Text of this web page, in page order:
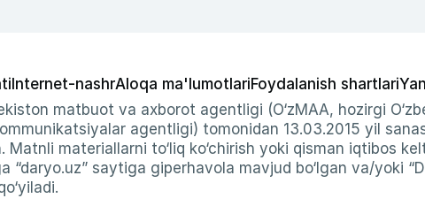
Internet-nashrAloqa ma'lumotlariFoydalanish shartlari
matbuot va axborot agentligi (O‘zMAA, hozirgi
agentligi) tomonidan 13.03.2015 yil
Matnli materiallarni to‘liq ko‘chirish yoki qisman iqtibos
“daryo.uz” saytiga giperhavola mavjud bo‘lgan va/yoki